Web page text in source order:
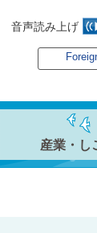
音声読み上げ
産業・し